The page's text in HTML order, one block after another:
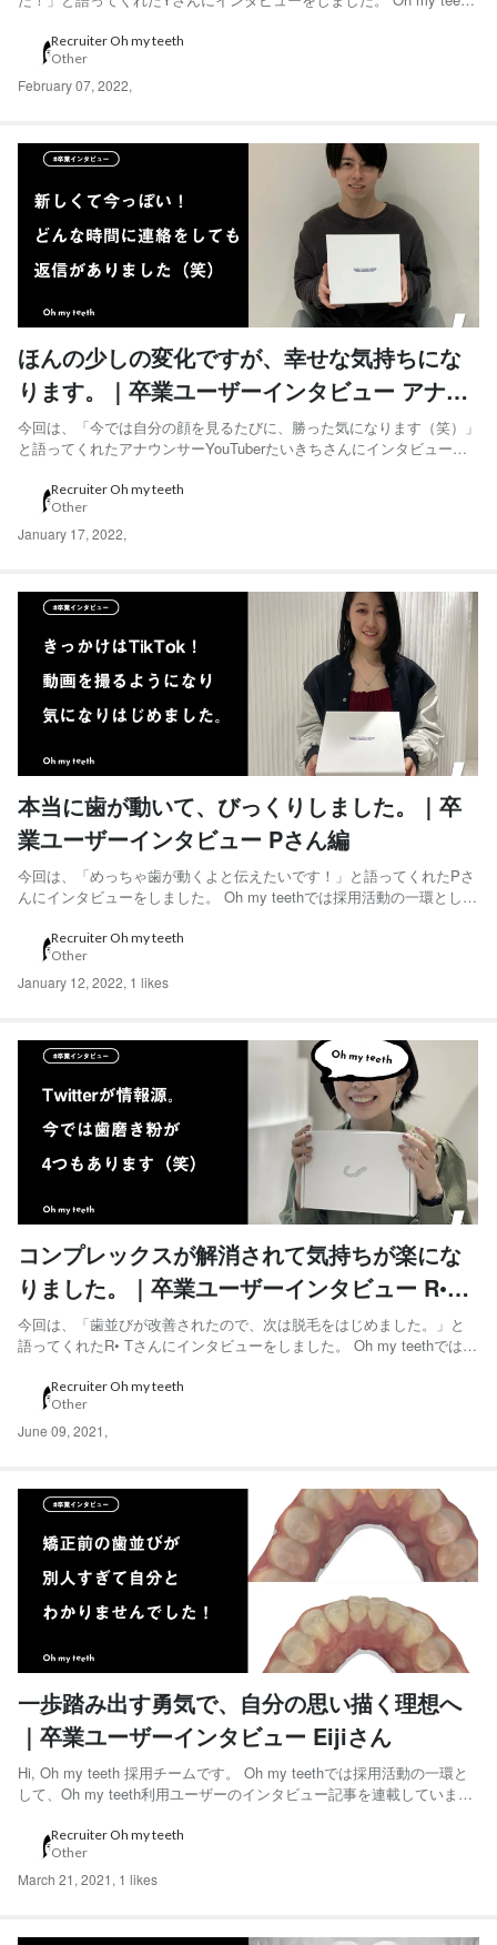
記事を連載しています。過去の記事はこちらから ◆Yさん 30代男性。
昨年から海外大学院に留学中🇺🇸（年...
Recruiter Oh my teeth
Other
February 07, 2022,
ほんの少しの変化ですが、幸せな気持ちにな
ります。｜卒業ユーザーインタビュー アナウ
ンサーYouTuberたいきちさん編
今回は、「今では自分の顔を見るたびに、勝った気になります（笑）」
と語ってくれたアナウンサーYouTuberたいきちさんにインタビューを
ユーザーのインタビュー記事を連載しています。過去の記事はこちらか
ら ◆たいきちさん 20...
Recruiter Oh my teeth
Other
January 17, 2022,
本当に歯が動いて、びっくりしました。｜卒
業ユーザーインタビュー Pさん編
今回は、「めっちゃ歯が動くよと伝えたいです！」と語ってくれたPさ
んにインタビューをしました。 Oh my teethでは採用活動の一環とし
過去の記事はこちらから ◆Pさん 20代後半女性。東京都在住。会社員
をしながらTikToker、アパ...
Recruiter Oh my teeth
Other
January 12, 2022, 1 likes
コンプレックスが解消されて気持ちが楽にな
りました。｜卒業ユーザーインタビュー R•T
さん編
今回は、「歯並びが改善されたので、次は脱毛をはじめました。」と
語ってくれたR• Tさんにインタビューをしました。 Oh my teethでは採
連載しています。過去の記事はこちらから ◆ R･ Tさん 30代前半女性。
東京都在住。会社員。...
Recruiter Oh my teeth
Other
June 09, 2021 ,
一歩踏み出す勇気で、自分の思い描く理想へ
｜卒業ユーザーインタビュー Eijiさん
Hi, Oh my teeth 採用チームです。 Oh my teethでは採用活動の一環と
して、Oh my teeth利用ユーザーのインタビュー記事を連載していま
変わったEijiさんにインタビューをしました。 ◆Eijiさん 20代後半男
性。石...
Recruiter Oh my teeth
Other
March 21, 2021 , 1 likes